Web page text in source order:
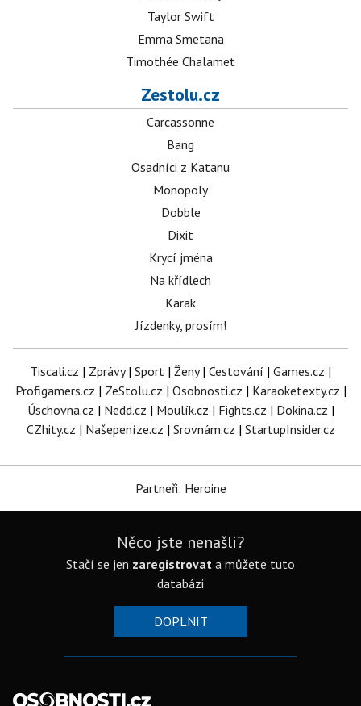
Taylor Swift
Emma Smetana
Timothée Chalamet
Zestolu.cz
Carcassonne
Bang
Osadníci z Katanu
Monopoly
Dobble
Dixit
Krycí jména
Na křídlech
Karak
Jízdenky, prosím!
Tiscali.cz | Zprávy| Sport | Ženy| Cestování | Games.cz |
Profigamers.cz | ZeStolu.cz | Osobnosti.cz | Karaoketexty.cz |
Úschovna.cz | Nedd.cz | Moulík.cz | Fights.cz | Dokina.cz |
CZhity.cz | Našepeníze.cz | Srovnám.cz | StartupInsider.cz
Partneři: Heroine
Něco jste nenašli?
Stačí se jen zaregistrovat a můžete tuto
databázi
DOPLNIT